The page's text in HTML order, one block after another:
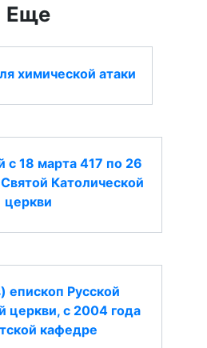
Еще
химической атаки
с 18 марта 417 по 26
Католической
церкви
епископ Русской
церкви, с 2004 года
кафедре